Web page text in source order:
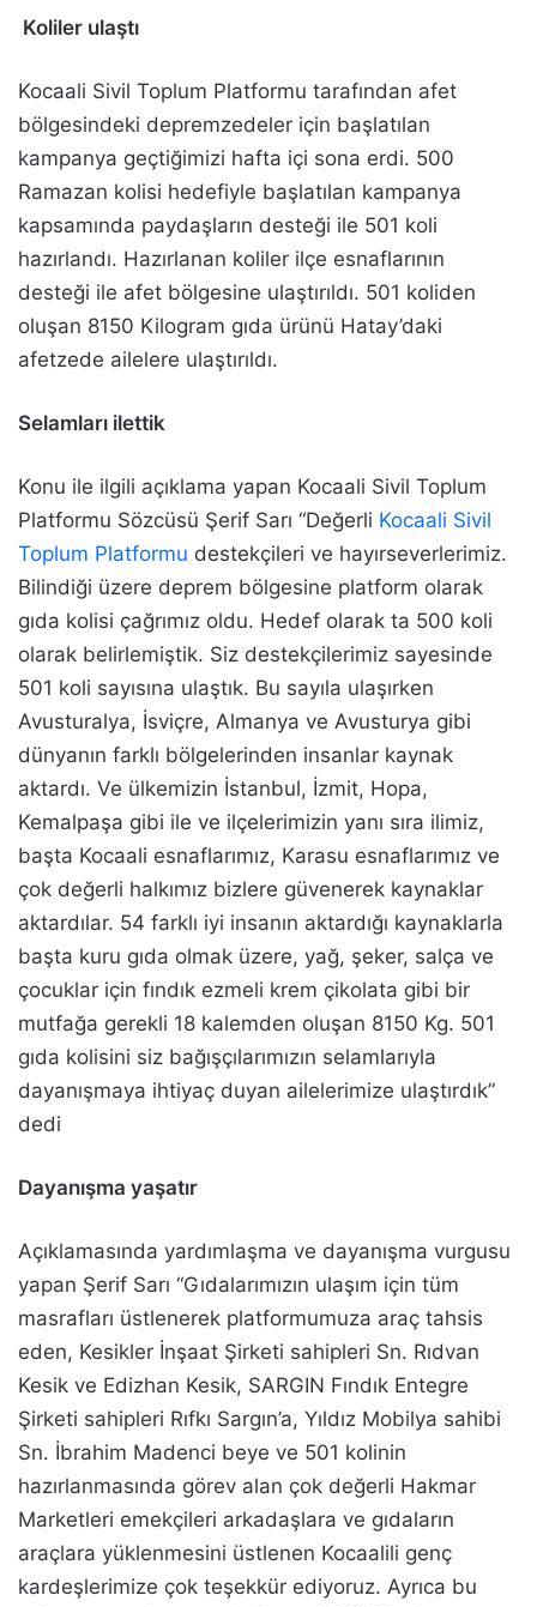
Koliler ulaştı
Kocaali Sivil Toplum Platformu tarafından afet
bölgesindeki depremzedeler için başlatılan
kampanya geçtiğimizi hafta içi sona erdi. 500
Ramazan kolisi hedefiyle başlatılan kampanya
kapsamında paydaşların desteği ile 501 koli
hazırlandı. Hazırlanan koliler ilçe esnaflarının
desteği ile afet bölgesine ulaştırıldı. 501 koliden
oluşan 8150 Kilogram gıda ürünü Hatay’daki
afetzede ailelere ulaştırıldı.
Selamları ilettik
Konu ile ilgili açıklama yapan Kocaali Sivil Toplum
Platformu Sözcüsü Şerif Sarı “Değerli Kocaali Sivil
Toplum Platformu destekçileri ve hayırseverlerimiz.
Bilindiği üzere deprem bölgesine platform olarak
gıda kolisi çağrımız oldu. Hedef olarak ta 500 koli
olarak belirlemiştik. Siz destekçilerimiz sayesinde
501 koli sayısına ulaştık. Bu sayıla ulaşırken
Avusturalya, İsviçre, Almanya ve Avusturya gibi
dünyanın farklı bölgelerinden insanlar kaynak
aktardı. Ve ülkemizin İstanbul, İzmit, Hopa,
Kemalpaşa gibi ile ve ilçelerimizin yanı sıra ilimiz,
başta Kocaali esnaflarımız, Karasu esnaflarımız ve
çok değerli halkımız bizlere güvenerek kaynaklar
aktardılar. 54 farklı iyi insanın aktardığı kaynaklarla
başta kuru gıda olmak üzere, yağ, şeker, salça ve
çocuklar için fındık ezmeli krem çikolata gibi bir
mutfağa gerekli 18 kalemden oluşan 8150 Kg. 501
gıda kolisini siz bağışçılarımızın selamlarıyla
dayanışmaya ihtiyaç duyan ailelerimize ulaştırdık”
dedi
Dayanışma yaşatır
Açıklamasında yardımlaşma ve dayanışma vurgusu
yapan Şerif Sarı “Gıdalarımızın ulaşım için tüm
masrafları üstlenerek platformumuza araç tahsis
eden, Kesikler İnşaat Şirketi sahipleri Sn. Rıdvan
Kesik ve Edizhan Kesik, SARGIN Fındık Entegre
Şirketi sahipleri Rıfkı Sargın’a, Yıldız Mobilya sahibi
Sn. İbrahim Madenci beye ve 501 kolinin
hazırlanmasında görev alan çok değerli Hakmar
Marketleri emekçileri arkadaşlara ve gıdaların
araçlara yüklenmesini üstlenen Kocaalili genç
kardeşlerimize çok teşekkür ediyoruz. Ayrıca bu